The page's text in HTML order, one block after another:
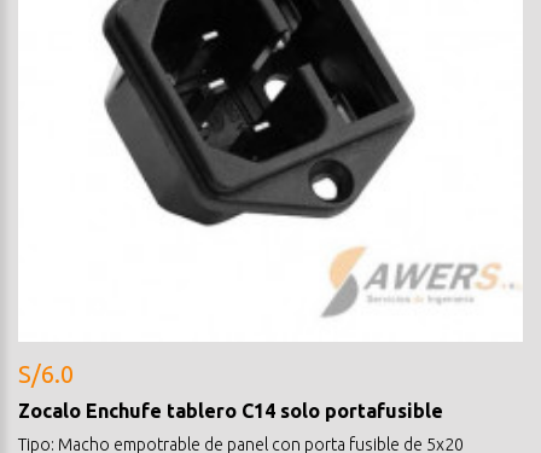
S/6.0
Zocalo Enchufe tablero C14 solo portafusible
Tipo: Macho empotrable de panel con porta fusible de 5x20